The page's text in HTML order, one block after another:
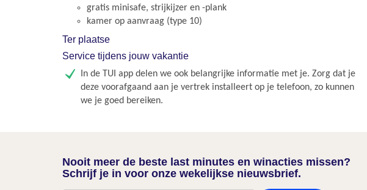
gratis minisafe, strijkijzer en -plank
kamer op aanvraag (type 10)
Ter plaatse
Service tijdens jouw vakantie
In de TUI app delen we ook belangrijke informatie met je. Zorg dat je
deze voorafgaand aan je vertrek installeert op je telefoon, zo kunnen
we je goed bereiken.
Nooit meer de beste last minutes en winacties missen?
Schrijf je in voor onze wekelijkse nieuwsbrief.